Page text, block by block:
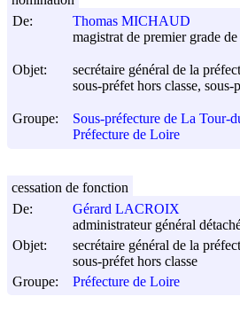
De:
Thomas MICHAUD
magistrat de premier grade
Objet:
secrétaire général de la
sous-préfet hors classe,
Groupe:
Sous-préfecture de La Tour-
Préfecture de Loire
De:
Gérard LACROIX
administrateur général
Objet:
secrétaire général de la
sous-préfet hors classe
Groupe:
Préfecture de Loire
cessation de fonction